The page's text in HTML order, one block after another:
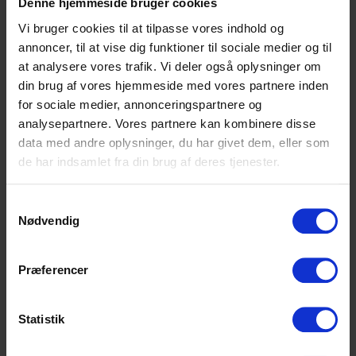
Denne hjemmeside bruger cookies
Vi bruger cookies til at tilpasse vores indhold og
annoncer, til at vise dig funktioner til sociale medier og til
at analysere vores trafik. Vi deler også oplysninger om
din brug af vores hjemmeside med vores partnere inden
for sociale medier, annonceringspartnere og
analysepartnere. Vores partnere kan kombinere disse
data med andre oplysninger, du har givet dem, eller som
de har indsamlet fra din brug af deres tjenester.
Nødvendig
Præferencer
Statistik
maksimalt én sekundær pr. sektion. Primær-
CTA skal have:
En farve der skiller sig ud fra resten af
designet — ikke nødvendigvis rød, men
kontrastfuld
Et handlingsord i teksten: “Bestil gratis
rådgivning” er bedre end “Kontakt os”
der ikke kender virksomheden. Hvad tror de er
den primære handling? Svarer det til hvad du